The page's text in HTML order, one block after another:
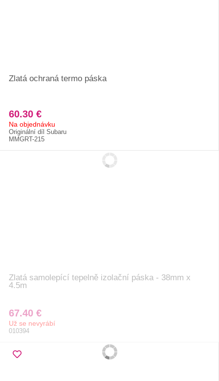
Zlatá ochraná termo páska
60.30 €
Na objednávku
Originální díl Subaru
MMGRT-215
Zlatá samolepící tepelně izolační páska - 38mm x
4.5m
67.40 €
Už se nevyrábí
010394